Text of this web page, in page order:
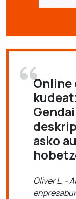
Online
asko
Oliver L. -